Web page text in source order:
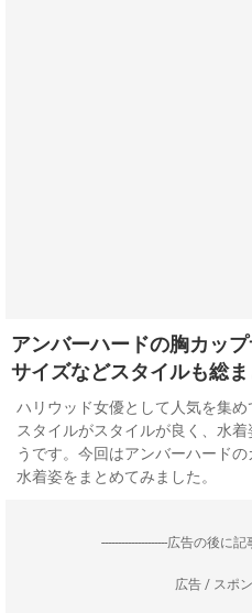
アンバーハードの胸カッ
サイズなどスタイルも総
ハリウッド女優として人気を集
スタイルがスタイルが良く、水
うです。今回はアンバーハードの
水着姿をまとめてみました。
--------------------広告の後に
広告 / スポ